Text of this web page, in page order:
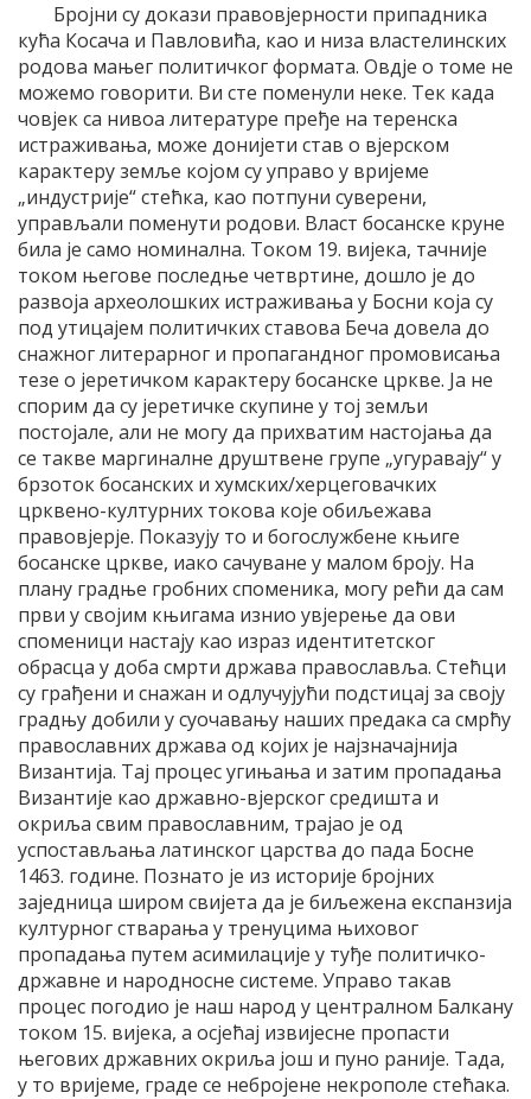
Бројни су докази правовјерности припадника
кућа Косача и Павловића, као и низа властелинских
родова мањег политичког формата. Овдје о томе не
можемо говорити. Ви сте поменули неке. Тек када
човјек са нивоа литературе пређе на теренска
истраживања, може донијети став о вјерском
карактеру земље којом су управо у вријеме
„индустрије“ стећка, као потпуни суверени,
управљали поменути родови. Власт босанске круне
била је само номинална. Током 19. вијека, тачније
током његове последње четвртине, дошло је до
развоја археолошких истраживања у Босни која су
под утицајем политичких ставова Беча довела до
снажног литерарног и пропагандног промовисања
тезе о јеретичком карактеру босанске цркве. Ја не
спорим да су јеретичке скупине у тој земљи
постојале, али не могу да прихватим настојања да
се такве маргиналне друштвене групе „угуравају“ у
брзоток босанских и хумских/херцеговачких
црквено-културних токова које обиљежава
правовјерје. Показују то и богослужбене књиге
босанске цркве, иако сачуване у малом броју. На
плану градње гробних споменика, могу рећи да сам
први у својим књигама изнио увјерење да ови
споменици настају као израз идентитетског
обрасца у доба смрти држава православља. Стећци
су грађени и снажан и одлучујући подстицај за своју
градњу добили у суочавању наших предака са смрћу
православних држава од којих је најзначајнија
Византија. Тај процес угињања и затим пропадања
Византије као државно-вјерског средишта и
окриља свим православним, трајао је од
успостављања латинског царства до пада Босне
1463. године. Познато је из историје бројних
заједница широм свијета да је биљежена експанзија
културног стварања у тренуцима њиховог
пропадања путем асимилације у туђе политичко-
државне и народносне системе. Управо такав
процес погодио је наш народ у централном Балкану
током 15. вијека, а осјећај извијесне пропасти
његових државних окриља још и пуно раније. Тада,
у то вријеме, граде се небројене некрополе стећака.